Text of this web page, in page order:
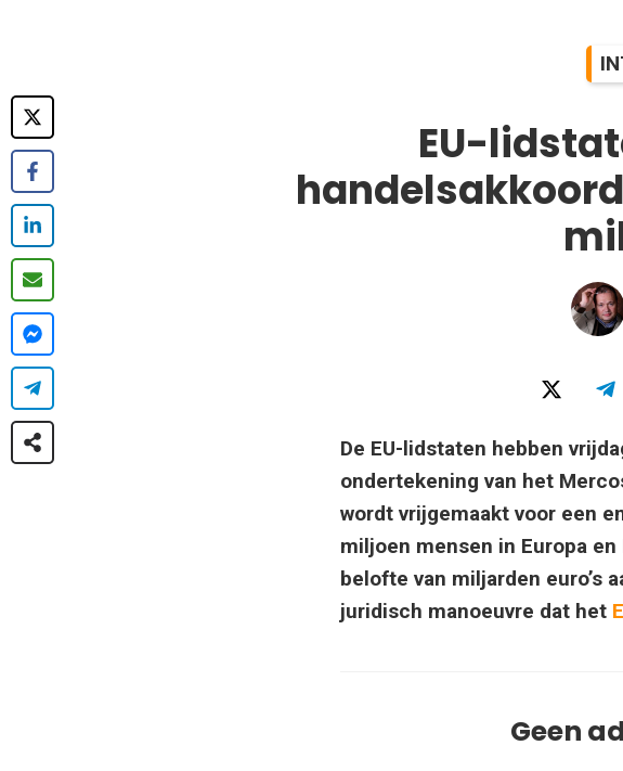
EU-
De EU-lidstaten hebben
ondertekening van het
wordt vrijgemaakt voor een
miljoen mensen in Europa
belofte van miljarden euro’s
juridisch manoeuvre dat het
Geen